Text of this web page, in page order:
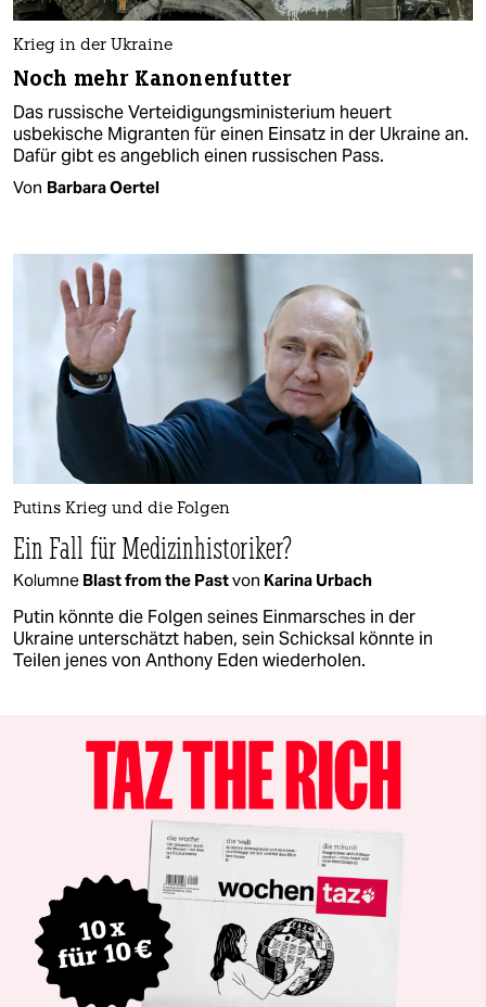
Krieg in der Ukraine
Noch mehr Kanonenfutter
Das russische Verteidigungsministerium heuert
usbekische Migranten für einen Einsatz in der Ukraine an.
Dafür gibt es angeblich einen russischen Pass.
Von Barbara Oertel
Putins Krieg und die Folgen
Ein Fall für Medizinhistoriker?
Kolumne Blast from the Pastvon Karina Urbach
Putin könnte die Folgen seines Einmarsches in der
Ukraine unterschätzt haben, sein Schicksal könnte in
Teilen jenes von Anthony Eden wiederholen.